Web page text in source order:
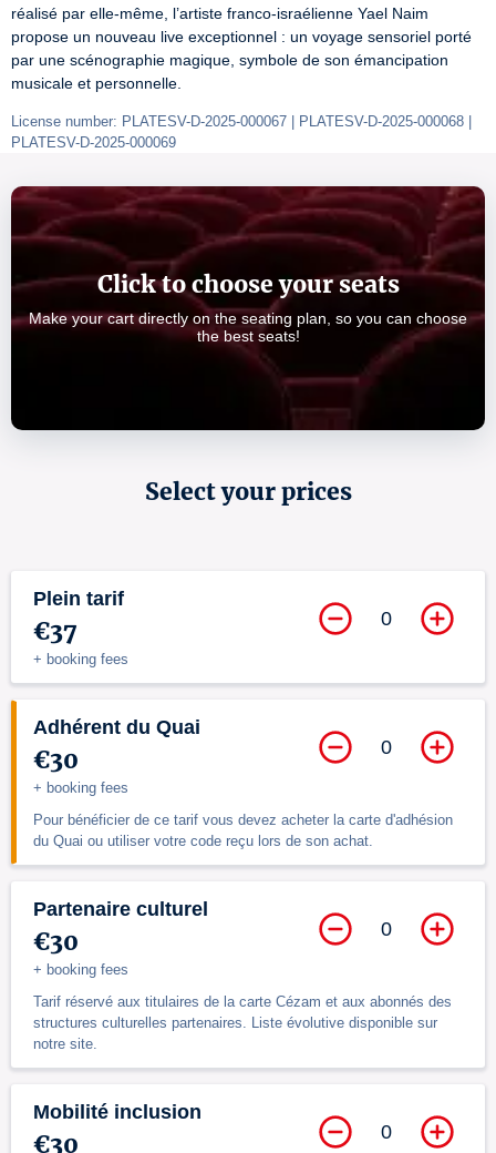
réalisé par elle-même, l’artiste franco-israélienne Yael Naim
propose un nouveau live exceptionnel : un voyage sensoriel porté
par une scénographie magique, symbole de son émancipation
musicale et personnelle.
License number: PLATESV-D-2025-000067 | PLATESV-D-2025-000068 |
PLATESV-D-2025-000069
Click to choose your seats
Make your cart directly on the seating plan, so you can choose
the best seats!
Select your prices
Plein tarif
€37
+ booking fees
0
Adhérent du Quai
€30
+ booking fees
Pour bénéficier de ce tarif vous devez acheter la carte d'adhésion
du Quai ou utiliser votre code reçu lors de son achat.
0
Partenaire culturel
€30
+ booking fees
Tarif réservé aux titulaires de la carte Cézam et aux abonnés des
structures culturelles partenaires. Liste évolutive disponible sur
notre site.
0
Mobilité inclusion
€30 0